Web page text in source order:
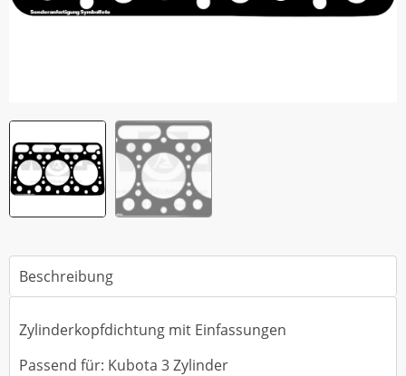
Beschreibung
Zylinderkopfdichtung mit Einfassungen
Passend für: Kubota 3 Zylinder